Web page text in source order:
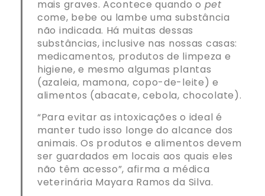
mais graves. Acontece quando o pet
come, bebe ou lambe uma substância
não indicada. Há muitas dessas
substâncias, inclusive nas nossas casas:
medicamentos, produtos de limpeza e
higiene, e mesmo algumas plantas
(azaleia, mamona, copo-de-leite) e
alimentos (abacate, cebola, chocolate).
“Para evitar as intoxicações o ideal é
manter tudo isso longe do alcance dos
animais. Os produtos e alimentos devem
ser guardados em locais aos quais eles
não têm acesso”, afirma a médica
veterinária Mayara Ramos da Silva.